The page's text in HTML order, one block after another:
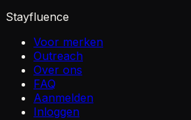
Stayfluence
Voor merken
Outreach
Over ons
FAQ
Aanmelden
Inloggen